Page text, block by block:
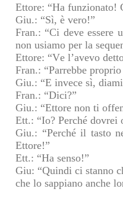
Ettore: “Ha funzionato!
Giu.: “Sì, è vero!”
Fran.: “Ci deve essere
non usiamo per la
Ettore: “Ve l’avevo
Fran.: “Parrebbe
Giu.: “E invece sì,
Fran.: “Dici?”
Giu.: “Ettore non ti
Ett.: “Io? Perché dovrei
Giu.: “Perché il tasto
Ettore!”
Ett.: “Ha senso!”
Giu: “Quindi ci stanno
che lo sappiano anche